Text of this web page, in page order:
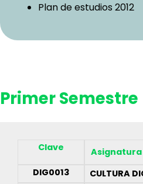
Plan de estudios 2012
Primer Semestre
Clave
DIG0013
CULTURA